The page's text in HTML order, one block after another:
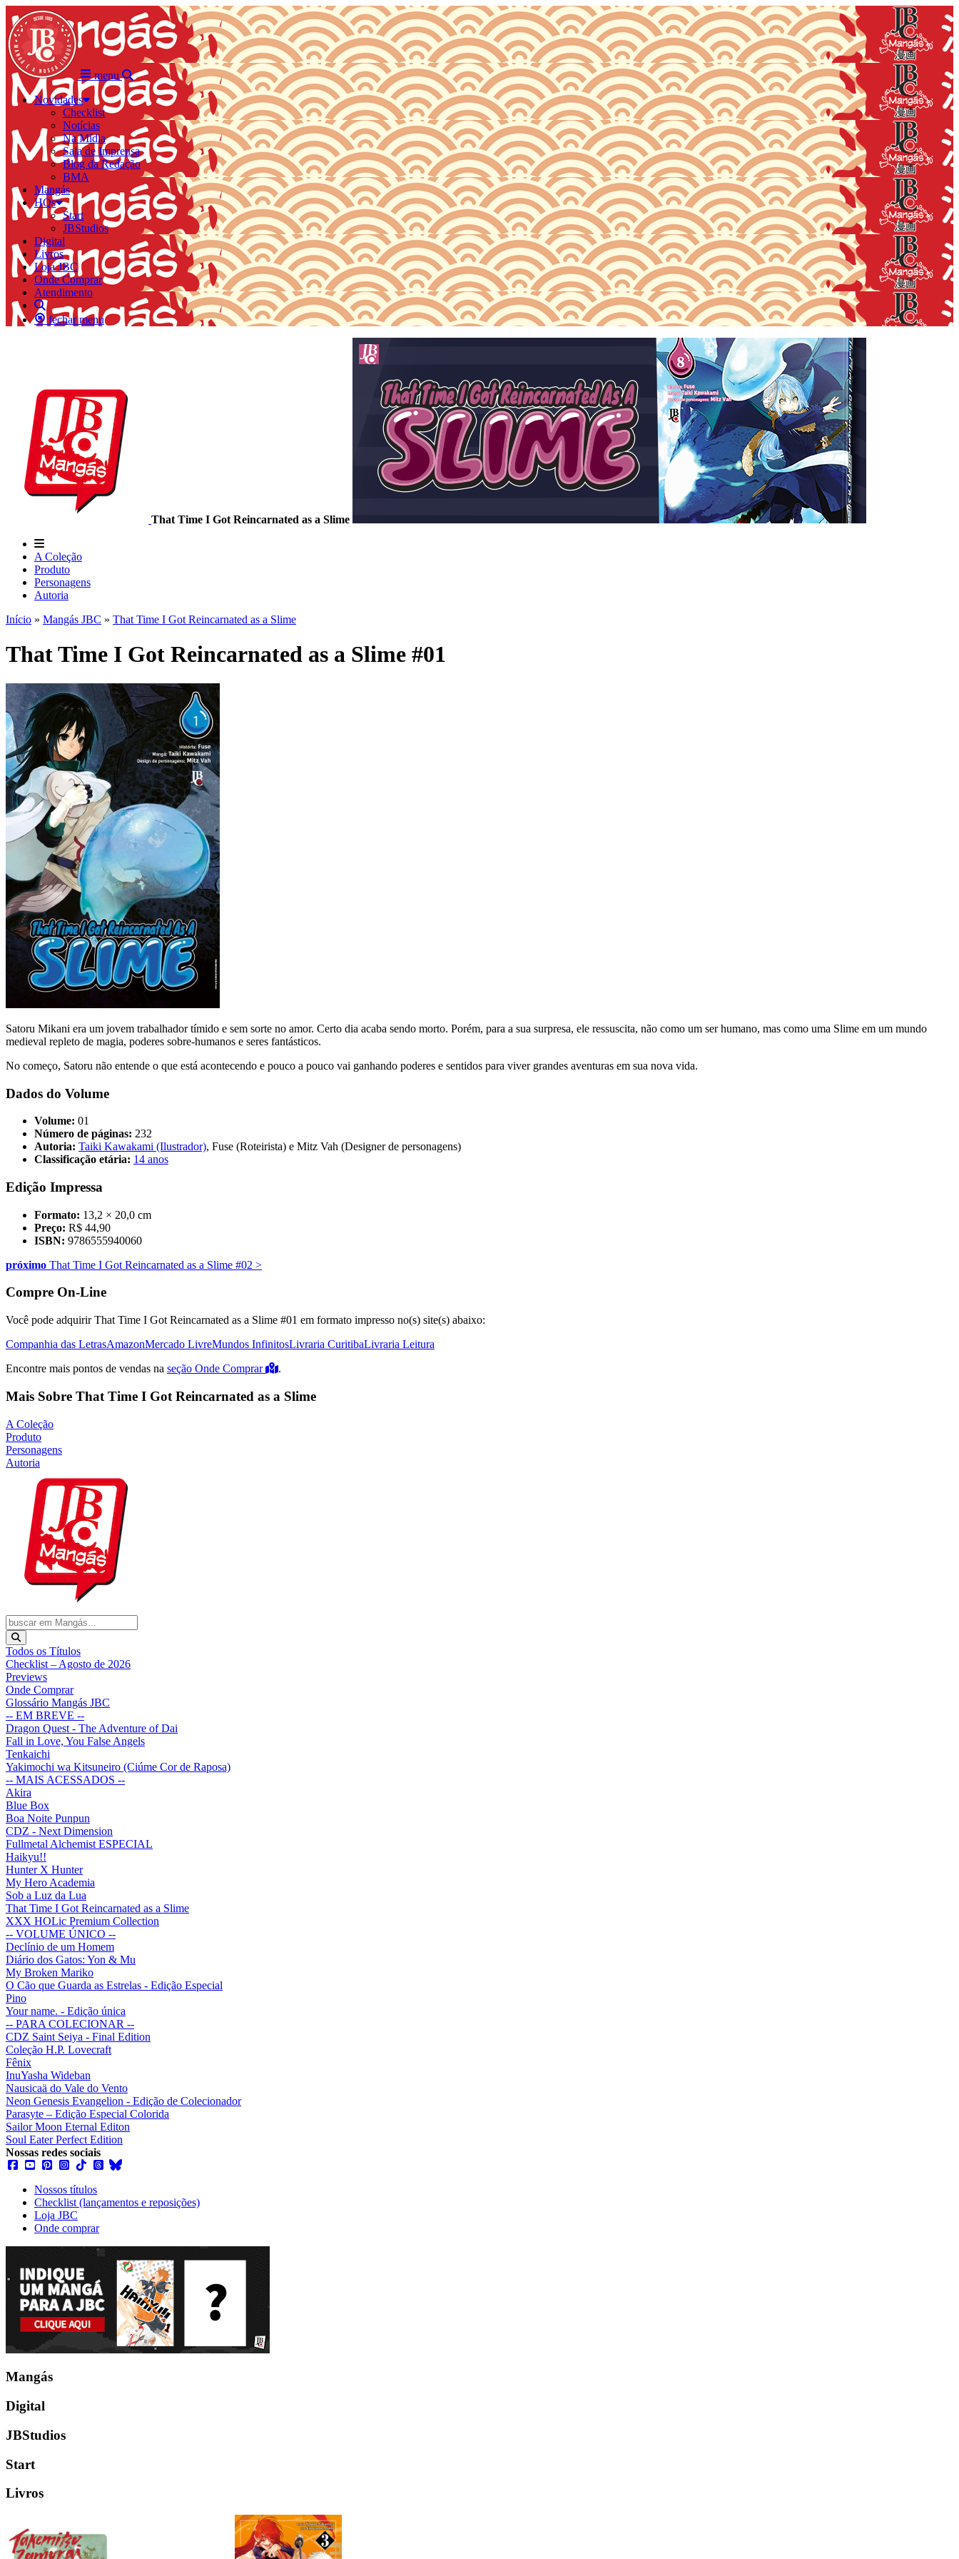
menu
Novidades
Checklist
Notícias
Na Mídia
Sala de Imprensa
Blog da Redação
BMA
Mangás
HQs
Start
JBStudios
Digital
Livros
Loja JBC
Onde Comprar
Atendimento
fechar menu
That Time I Got Reincarnated as a Slime
A Coleção
Produto
Personagens
Autoria
Início » Mangás JBC » That Time I Got Reincarnated as a Slime
That Time I Got Reincarnated as a Slime #01
Satoru Mikani era um jovem trabalhador tímido e sem sorte no amor. Certo dia acaba sendo morto. Porém, para a sua surpresa, ele ressuscita, não como um ser humano, mas como uma Slime em um mundo
medieval repleto de magia, poderes sobre-humanos e seres fantásticos.
No começo, Satoru não entende o que está acontecendo e pouco a pouco vai ganhando poderes e sentidos para viver grandes aventuras em sua nova vida.
Dados do Volume
Volume: 01
Número de páginas: 232
Autoria: Taiki Kawakami (Ilustrador), Fuse (Roteirista) e Mitz Vah (Designer de personagens)
Classificação etária: 14 anos
Edição Impressa
Formato: 13,2 × 20,0 cm
Preço: R$ 44,90
ISBN: 9786555940060
próximo That Time I Got Reincarnated as a Slime #02 >
Compre On-Line
Você pode adquirir That Time I Got Reincarnated as a Slime #01 em formato impresso no(s) site(s) abaixo:
Companhia das LetrasAmazonMercado LivreMundos InfinitosLivraria CuritibaLivraria Leitura
Encontre mais pontos de vendas na seção Onde Comprar .
Mais Sobre That Time I Got Reincarnated as a Slime
A Coleção
Produto
Personagens
Autoria
Todos os Títulos
Checklist – Agosto de 2026
Previews
Onde Comprar
Glossário Mangás JBC
-- EM BREVE --
Dragon Quest - The Adventure of Dai
Fall in Love, You False Angels
Tenkaichi
Yakimochi wa Kitsuneiro (Ciúme Cor de Raposa)
-- MAIS ACESSADOS --
Akira
Blue Box
Boa Noite Punpun
CDZ - Next Dimension
Fullmetal Alchemist ESPECIAL
Haikyu!!
Hunter X Hunter
My Hero Academia
Sob a Luz da Lua
That Time I Got Reincarnated as a Slime
XXX HOLic Premium Collection
-- VOLUME ÚNICO --
Declínio de um Homem
Diário dos Gatos: Yon & Mu
My Broken Mariko
O Cão que Guarda as Estrelas - Edição Especial
Pino
Your name. - Edição única
-- PARA COLECIONAR --
CDZ Saint Seiya - Final Edition
Coleção H.P. Lovecraft
Fênix
InuYasha Wideban
Nausicaä do Vale do Vento
Neon Genesis Evangelion - Edição de Colecionador
Parasyte – Edição Especial Colorida
Sailor Moon Eternal Editon
Soul Eater Perfect Edition
Nossas redes sociais
Nossos títulos
Checklist (lançamentos e reposições)
Loja JBC
Onde comprar
Mangás
Digital
JBStudios
Start
Livros